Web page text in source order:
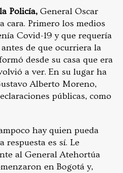
Policía, General Oscar
cara. Primero los medios
Covid-19 y que requería
de que ocurriera la
desde su casa que era
a ver. En su lugar ha
Alberto Moreno,
públicas, como
hay quien pueda
respuesta es sí. Le
al General Atehortúa
en Bogotá y,